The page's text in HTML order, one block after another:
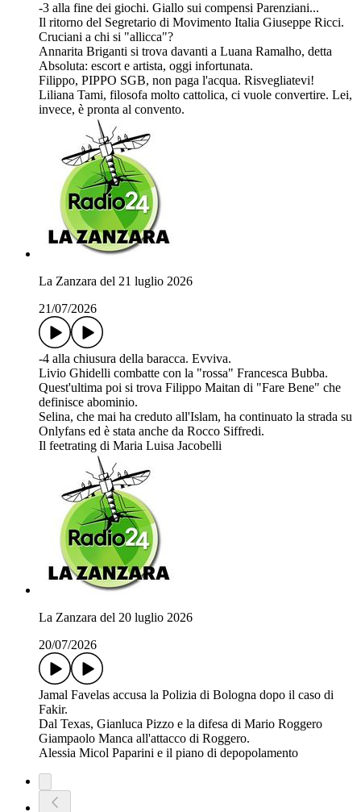
-3 alla fine dei giochi. Giallo sui compensi Parenziani...
Il ritorno del Segretario di Movimento Italia Giuseppe Ricci.
Cruciani a chi si "allicca"?
Annarita Briganti si trova davanti a Luana Ramalho, detta
Absoluta: escort e artista, oggi infortunata.
Filippo, PIPPO SGB, non paga l'acqua. Risvegliatevi!
Liliana Tami, filosofa molto cattolica, ci vuole convertire. Lei,
invece, è pronta al convento.
La Zanzara del 21 luglio 2026
21/07/2026
-4 alla chiusura della baracca. Evviva.
Livio Ghidelli combatte con la "rossa" Francesca Bubba.
Quest'ultima poi si trova Filippo Maitan di "Fare Bene" che
definisce abominio.
Selina, che mai ha creduto all'Islam, ha continuato la strada su
Onlyfans ed è stata anche da Rocco Siffredi.
Il feetrating di Maria Luisa Jacobelli
La Zanzara del 20 luglio 2026
20/07/2026
Jamal Favelas accusa la Polizia di Bologna dopo il caso di
Fakir.
Dal Texas, Gianluca Pizzo e la difesa di Mario Roggero
Giampaolo Manca all'attacco di Roggero.
Alessia Micol Paparini e il piano di depopolamento